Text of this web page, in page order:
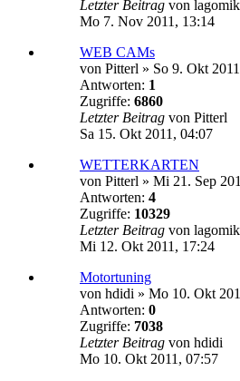
Letzter Beitrag von
Mo 7. Nov 2011, 13:14
WEB CAMs
von Pitterl » So 9. Okt
Antworten: 1
Zugriffe: 6860
Letzter Beitrag von Pitterl
Sa 15. Okt 2011, 04:07
WETTERKARTEN
von Pitterl » Mi 21. Sep
Antworten: 4
Zugriffe: 10329
Letzter Beitrag von
Mi 12. Okt 2011, 17:24
Motortuning
von hdidi » Mo 10. Okt
Antworten: 0
Zugriffe: 7038
Letzter Beitrag von hdidi
Mo 10. Okt 2011, 07:57